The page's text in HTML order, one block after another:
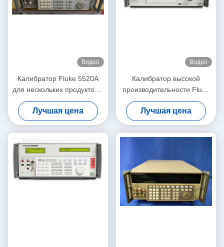
Видео
Калибратор Fluke 5520A
для нескольких продуктов с
амплитудными сигналами
600 МГц, интерфейсом RS-
232 и бывшим в
употреблении
Лучшая цена
Видео
Калибратор высокой
производительности Fluke
5730A с амплитудными
сигналами 600 МГц,
бывший в употреблении
Лучшая цена